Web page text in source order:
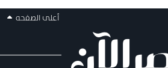
أعلى الصفحه